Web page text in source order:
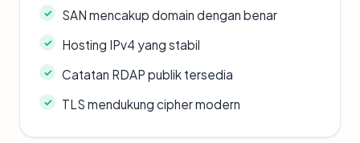
SAN mencakup domain dengan benar
Hosting IPv4 yang stabil
Catatan RDAP publik tersedia
TLS mendukung cipher modern